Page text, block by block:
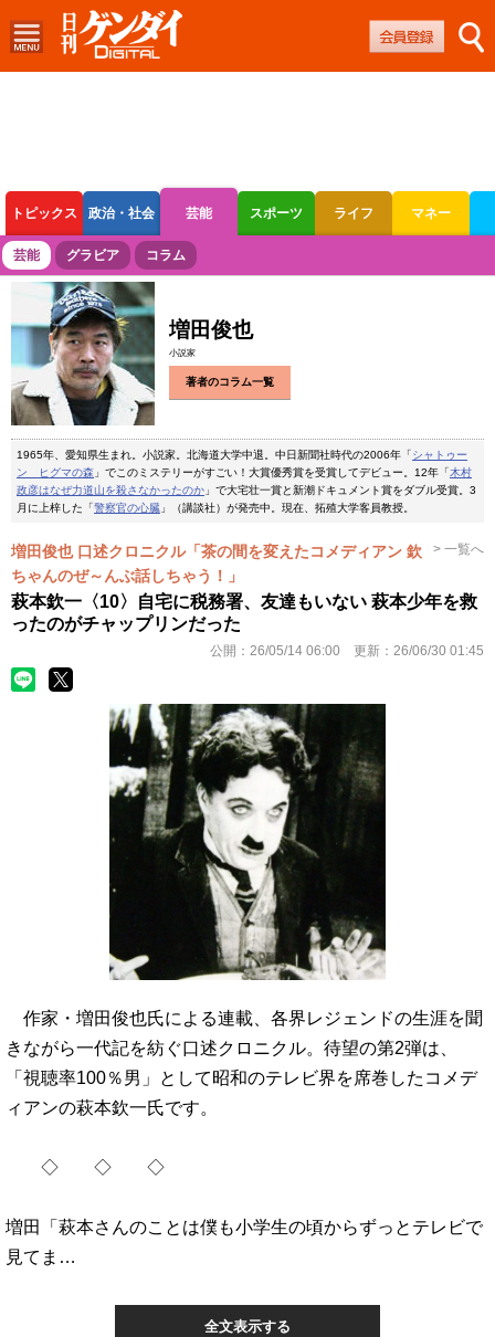
トピックス 政治・社会 芸能 スポーツ ライフ マネー
ボートレース 競輪 オートレース
芸能 グラビア コラム
増田俊也
小説家
著者のコラム一覧
1965年、愛知県生まれ。小説家。北海道大学中退。中日新聞社時代の2006年「シャトゥー
ン ヒグマの森 」でこのミステリーがすごい！大賞優秀賞を受賞してデビュー。12年「木村
政彦はなぜ力道山を殺さなかったのか 」で大宅壮一賞と新潮ドキュメント賞をダブル受賞。3
月に上梓した「警察官の心臓 」（講談社）が発売中。現在、拓殖大学客員教授。
増田俊也 口述クロニクル「茶の間を変えたコメディアン 欽
ちゃんのぜ～んぶ話しちゃう！」
> 一覧へ
萩本欽一〈10〉自宅に税務署、友達もいない 萩本少年を救
ったのがチャップリンだった
公開： 26/05/14 06:00 更新： 26/06/30 01:45
作家・増田俊也氏による連載、各界レジェンドの生涯を聞
きながら一代記を紡ぐ口述クロニクル。待望の第2弾は、
「視聴率100％男」として昭和のテレビ界を席巻したコメデ
ィアンの萩本欽一氏です。
◇ ◇ ◇
増田「萩本さんのことは僕も小学生の頃からずっとテレビで
見てま…
全文表示する